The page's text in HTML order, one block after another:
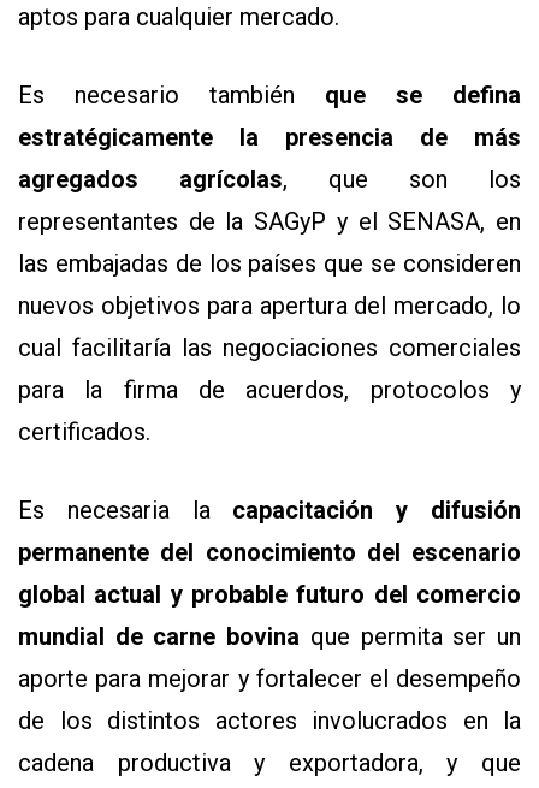
aptos para cualquier mercado.
Es necesario también que se defina
estratégicamente la presencia de más
agregados agrícolas, que son los
representantes de la SAGyP y el SENASA, en
las embajadas de los países que se consideren
nuevos objetivos para apertura del mercado, lo
cual facilitaría las negociaciones comerciales
para la firma de acuerdos, protocolos y
certificados.
Es necesaria la capacitación y difusión
permanente del conocimiento del escenario
global actual y probable futuro del comercio
mundial de carne bovina que permita ser un
aporte para mejorar y fortalecer el desempeño
de los distintos actores involucrados en la
cadena productiva y exportadora, y que